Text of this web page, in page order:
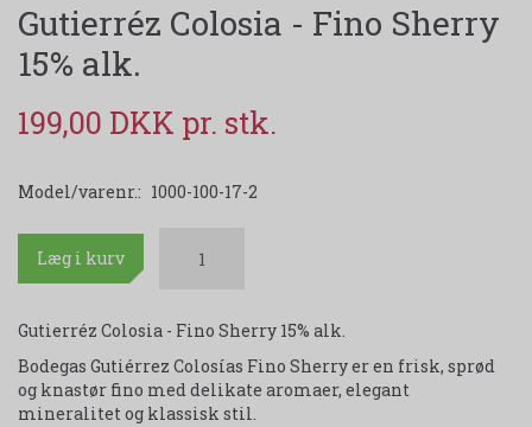
Gutierréz Colosia - Fino Sherry
15% alk.
199,00 DKK
Model/varenr.: 1000-100-17-2
Læg i kurv
Gutierréz Colosia - Fino Sherry 15% alk.
Bodegas Gutiérrez Colosías Fino Sherry er en frisk, sprød
og knastør fino med delikate aromaer, elegant
mineralitet og klassisk stil.